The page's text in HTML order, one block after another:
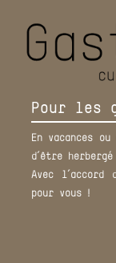
Pour les
En vacances
d’être
Avec
pour vous !